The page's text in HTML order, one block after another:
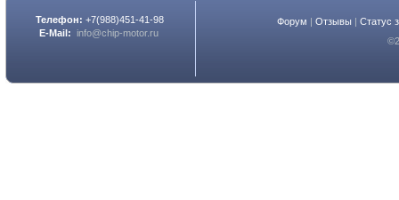
Телефон: +7(988)451-41-98
E-Mail: info@chip-motor.ru
Форум |Отзывы |Статус